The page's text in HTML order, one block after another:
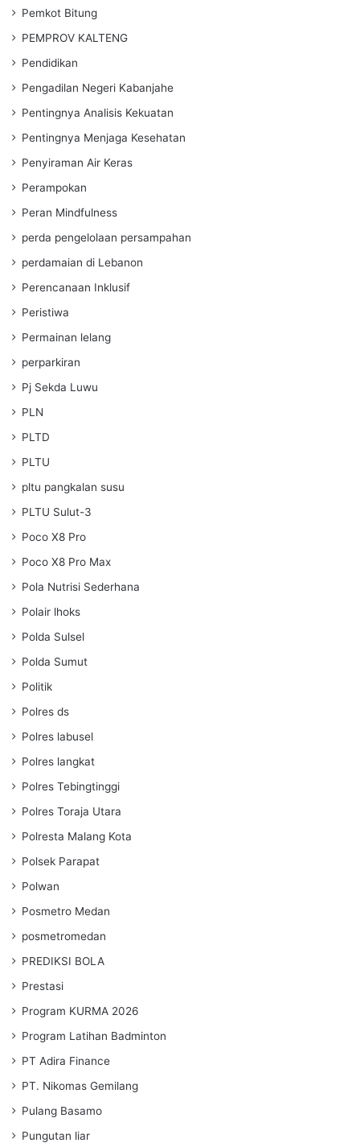
Pemkot Bitung
PEMPROV KALTENG
Pendidikan
Pengadilan Negeri Kabanjahe
Pentingnya Analisis Kekuatan
Pentingnya Menjaga Kesehatan
Penyiraman Air Keras
Perampokan
Peran Mindfulness
perda pengelolaan persampahan
perdamaian di Lebanon
Perencanaan Inklusif
Peristiwa
Permainan lelang
perparkiran
Pj Sekda Luwu
PLN
PLTD
PLTU
pltu pangkalan susu
PLTU Sulut-3
Poco X8 Pro
Poco X8 Pro Max
Pola Nutrisi Sederhana
Polair lhoks
Polda Sulsel
Polda Sumut
Politik
Polres ds
Polres labusel
Polres langkat
Polres Tebingtinggi
Polres Toraja Utara
Polresta Malang Kota
Polsek Parapat
Polwan
Posmetro Medan
posmetromedan
PREDIKSI BOLA
Prestasi
Program KURMA 2026
Program Latihan Badminton
PT Adira Finance
PT. Nikomas Gemilang
Pulang Basamo
Pungutan liar